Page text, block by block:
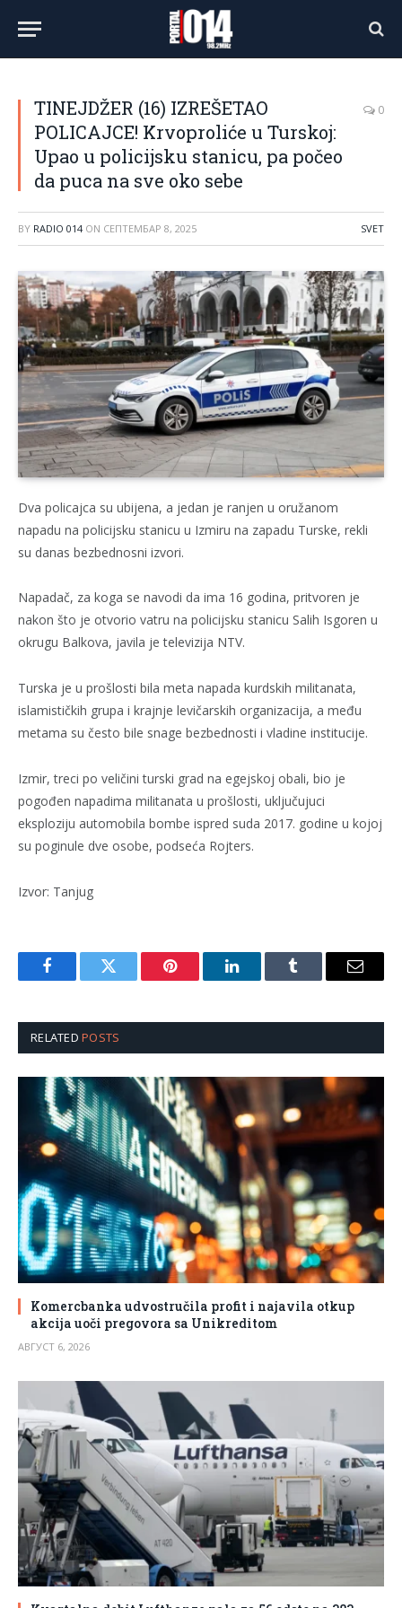
TINEJDŽER (16) IZREŠETAO
POLICAJCE! Krvoproliće u Turskoj:
Upao u policijsku stanicu, pa počeo
da puca na sve oko sebe
0
BY RADIO 014 ON СЕПТЕМБАР 8, 2025 SVET
Dva policajca su ubijena, a jedan je ranjen u oružanom
napadu na policijsku stanicu u Izmiru na zapadu Turske, rekli
su danas bezbednosni izvori.
Napadač, za koga se navodi da ima 16 godina, pritvoren je
nakon što je otvorio vatru na policijsku stanicu Salih Isgoren u
okrugu Balkova, javila je televizija NTV.
Turska je u prošlosti bila meta napada kurdskih militanata,
islamističkih grupa i krajnje levičarskih organizacija, a među
metama su često bile snage bezbednosti i vladine institucije.
Izmir, treci po veličini turski grad na egejskoj obali, bio je
pogođen napadima militanata u prošlosti, uključujuci
eksploziju automobila bombe ispred suda 2017. godine u kojoj
su poginule dve osobe, podseća Rojters.
Izvor: Tanjug
FacebookTwitter Pinterest LinkedInTumblr Email
RELATEDPOSTS
Komercbanka udvostručila profit i najavila otkup
akcija uoči pregovora sa Unikreditom
АВГУСТ 6, 2026